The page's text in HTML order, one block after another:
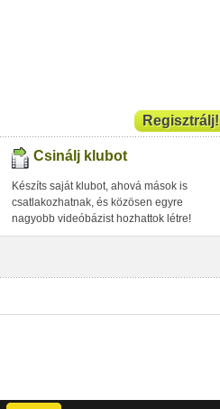
Regisztrálj!
Csinálj klubot
Készíts saját klubot, ahová mások is
csatlakozhatnak, és közösen egyre
nagyobb videóbázist hozhattok létre!